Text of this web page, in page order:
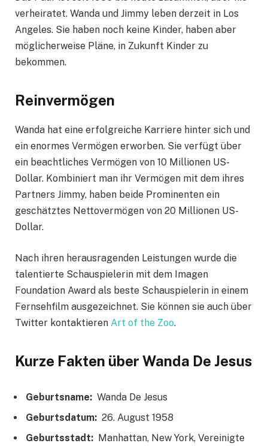
verheiratet. Wanda und Jimmy leben derzeit in Los
Angeles. Sie haben noch keine Kinder, haben aber
möglicherweise Pläne, in Zukunft Kinder zu
bekommen.
Reinvermögen
Wanda hat eine erfolgreiche Karriere hinter sich und
ein enormes Vermögen erworben. Sie verfügt über
ein beachtliches Vermögen von 10 Millionen US-
Dollar. Kombiniert man ihr Vermögen mit dem ihres
Partners Jimmy, haben beide Prominenten ein
geschätztes Nettovermögen von 20 Millionen US-
Dollar.
Nach ihren herausragenden Leistungen wurde die
talentierte Schauspielerin mit dem Imagen
Foundation Award als beste Schauspielerin in einem
Fernsehfilm ausgezeichnet. Sie können sie auch über
Twitter kontaktieren Art of the Zoo.
Kurze Fakten über Wanda De Jesus
Geburtsname: Wanda De Jesus
Geburtsdatum: 26. August 1958
Geburtsstadt: Manhattan, New York, Vereinigte